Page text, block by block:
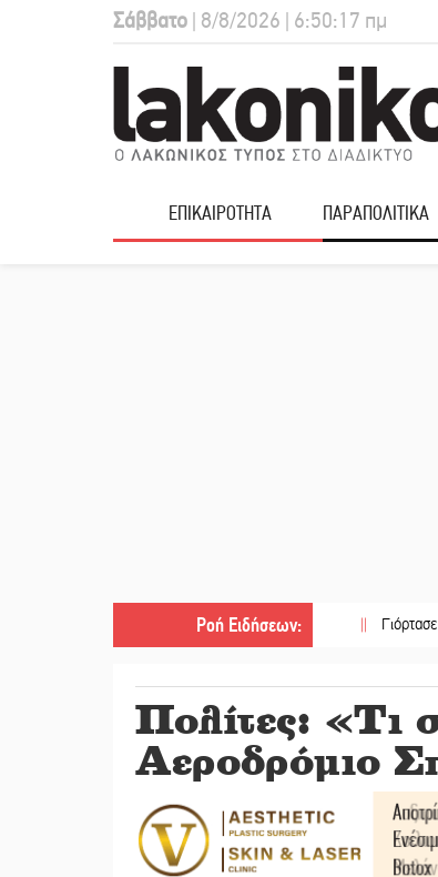
Σάββατο | 8/8/2026 | 6:50:18 πμ
ΕΠΙΚΑΙΡΟΤΗΤΑ ΠΑΡΑΠΟΛΙΤΙΚΑ
Ροή Ειδήσεων:
|| Γιόρτασε το
Πολίτες: «Τι
Αεροδρόμιο